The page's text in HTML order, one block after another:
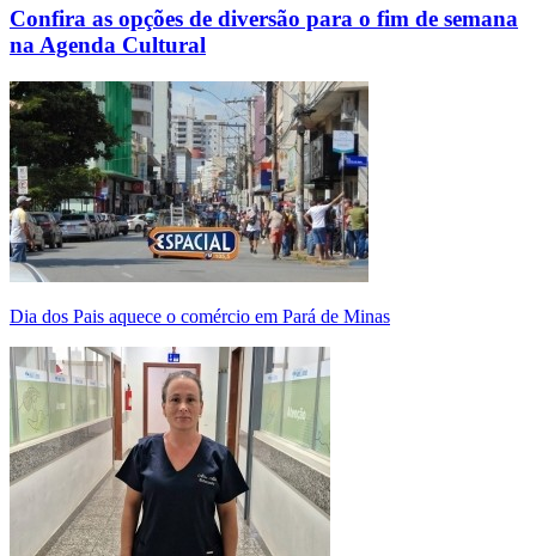
Confira as opções de diversão para o fim de semana
na Agenda Cultural
Dia dos Pais aquece o comércio em Pará de Minas